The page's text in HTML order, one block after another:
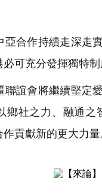
合作持續走深走
可充分發揮獨特
誼會將繼續堅定
鄉社之力、融通
貢獻新的更大力量